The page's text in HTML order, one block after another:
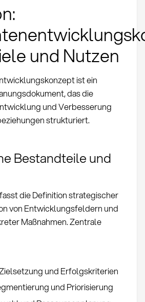
und Nutzen
ist ein
das die
und Verbesserung
strukturiert.
Bestandteile und
die Definition strategischer
von Entwicklungsfeldern und
Maßnahmen. Zentrale
und Erfolgskriterien
und Priorisierung